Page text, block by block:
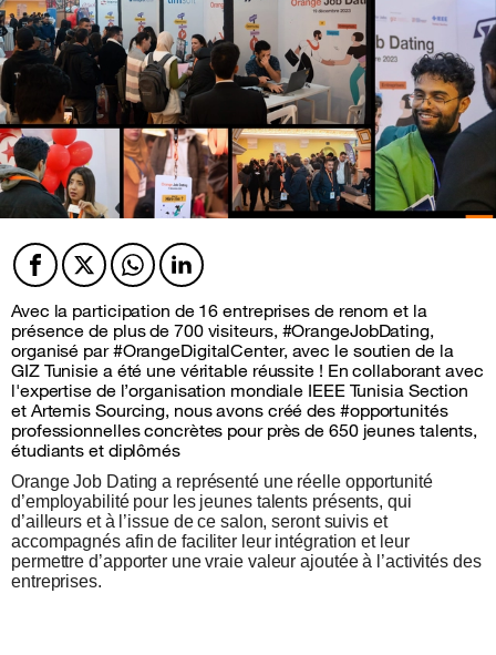
Facebook
TwitterTwitterTwitter
Avec la participation de 16 entreprises de renom et la
présence de plus de 700 visiteurs, #OrangeJobDating,
organisé par#OrangeDigitalCenter, avec le soutien de la
GIZ Tunisie a été une véritable réussite ! En collaborant avec
l'expertise de l’organisation mondiale IEEE Tunisia Section
et Artemis Sourcing, nous avons créé des #opportunités
professionnelles concrètes pour près de 650 jeunes talents,
étudiants et diplômés
Orange Job Dating a représenté une réelle opportunité
d’employabilité pour les jeunes talents présents, qui
d’ailleurs et à l’issue de ce salon, seront suivis et
accompagnés afin de faciliter leur intégration et leur
permettre d’apporter une vraie valeur ajoutée à l’activités des
entreprises.